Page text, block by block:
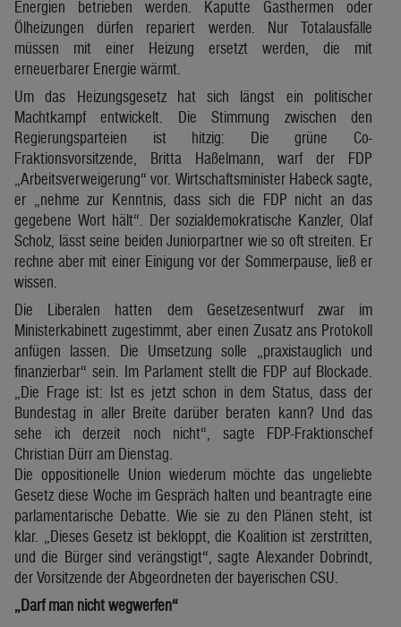
Energien betrieben werden. Kaputte Gasthermen oder
Ölheizungen dürfen repariert werden. Nur Totalausfälle
müssen mit einer Heizung ersetzt werden, die mit
erneuerbarer Energie wärmt.
Um das Heizungsgesetz hat sich längst ein politischer
Machtkampf entwickelt. Die Stimmung zwischen den
Regierungsparteien ist hitzig: Die grüne Co-
Fraktionsvorsitzende, Britta Haßelmann, warf der FDP
„Arbeitsverweigerung“ vor. Wirtschaftsminister Habeck sagte,
er „nehme zur Kenntnis, dass sich die FDP nicht an das
gegebene Wort hält“. Der sozialdemokratische Kanzler, Olaf
Scholz, lässt seine beiden Juniorpartner wie so oft streiten. Er
rechne aber mit einer Einigung vor der Sommerpause, ließ er
wissen.
Die Liberalen hatten dem Gesetzesentwurf zwar im
Ministerkabinett zugestimmt, aber einen Zusatz ans Protokoll
anfügen lassen. Die Umsetzung solle „praxistauglich und
finanzierbar“ sein. Im Parlament stellt die FDP auf Blockade.
„Die Frage ist: Ist es jetzt schon in dem Status, dass der
Bundestag in aller Breite darüber beraten kann? Und das
sehe ich derzeit noch nicht“, sagte FDP-Fraktionschef
Christian Dürr am Dienstag.
Die oppositionelle Union wiederum möchte das ungeliebte
Gesetz diese Woche im Gespräch halten und beantragte eine
parlamentarische Debatte. Wie sie zu den Plänen steht, ist
klar. „Dieses Gesetz ist bekloppt, die Koalition ist zerstritten,
und die Bürger sind verängstigt“, sagte Alexander Dobrindt,
der Vorsitzende der Abgeordneten der bayerischen CSU.
„Darf man nicht wegwerfen“